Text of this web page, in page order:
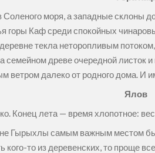
Соленого моря, а западные
горы Каф среди спокойных
текла неторопливым
семейном древе очередной листок
ветром далеко от родного дома. И
Ялов
Конец лета — время хлопотное:
Гырыхлы самым важным местом
то из деревенских, то проще